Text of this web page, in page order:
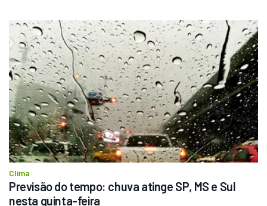
Clima
Previsão do tempo: chuva atinge SP, MS e Sul
nesta quinta-feira